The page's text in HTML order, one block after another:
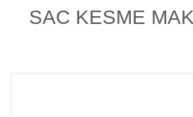
SAC KESME